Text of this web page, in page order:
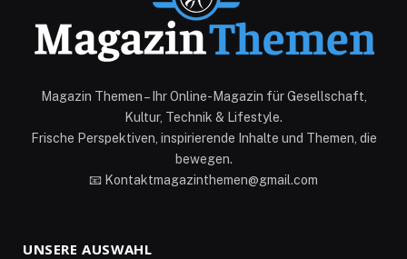
Magazin Themen – Ihr Online-Magazin für Gesellschaft,
Kultur, Technik & Lifestyle.
Frische Perspektiven, inspirierende Inhalte und Themen, die
bewegen.
📧 Kontaktmagazinthemen@gmail.com
UNSERE AUSWAHL